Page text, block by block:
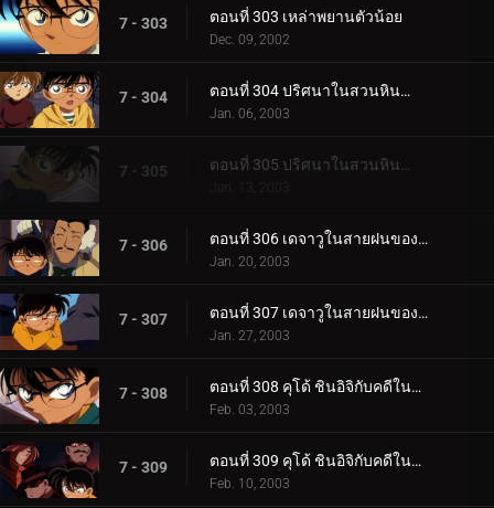
7 - 303 ตอนที่ 303 เหล่าพยานตัวน้อย
Dec. 09, 2002
7 - 304 ตอนที่ 304 ปริศนาในสวนหินน้ำไหล (ตอนแรก)
Jan. 06, 2003
7 - 305 ตอนที่ 305 ปริศนาในสวนหินน้ำไหล (ตอนจบ)
Jan. 13, 2003
7 - 306 ตอนที่ 306 เดจาวูในสายฝนของไชน่าทาวน์ (ตอนแรก)
Jan. 20, 2003
7 - 307 ตอนที่ 307 เดจาวูในสายฝนของไชน่าทาวน์ (ตอนจบ)
Jan. 27, 2003
7 - 308 ตอนที่ 308 คุโด้ ชินอิจิกับคดีในนิวยอร์ก (ภาคคดี)
Feb. 03, 2003
7 - 309 ตอนที่ 309 คุโด้ ชินอิจิกับคดีในนิวยอร์ก (ภาคสืบสวน)
Feb. 10, 2003